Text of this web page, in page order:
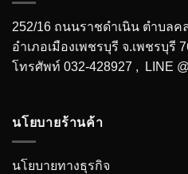
252/16 ถนนราชดำเนิน ตำบลค
อำเภอเมืองเพชรบุรี จ.เพชรบุรี
โทรศัพท์ 032-428927 , LINE
นโยบายร้านค้า
นโยบายทางธุรกิจ